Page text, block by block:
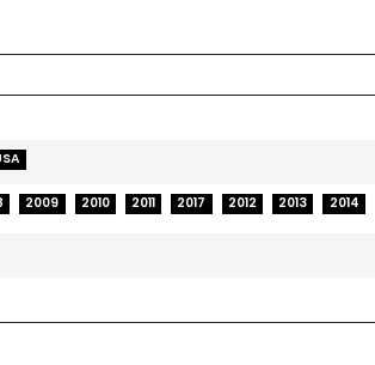
2009 2010 2011 2017 2012 2013 2014